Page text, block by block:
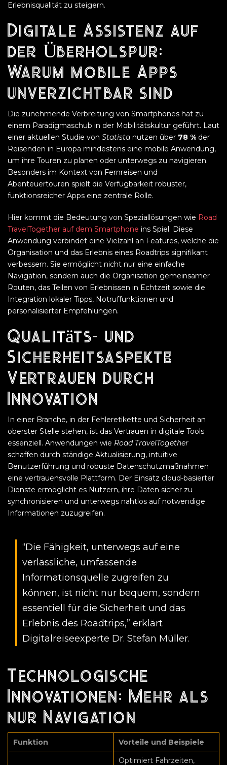
Erlebnisqualität zu steigern.
Digitale Assistenz auf
der Überholspur:
Warum mobile Apps
unverzichtbar sind
Die zunehmende Verbreitung von Smartphones hat zu
einem Paradigmaschub in der Mobilitätskultur geführt. Laut
einer aktuellen Studie von Statista nutzen über 78 % der
Reisenden in Europa mindestens eine mobile Anwendung,
um ihre Touren zu planen oder unterwegs zu navigieren.
Besonders im Kontext von Fernreisen und
Abenteuertouren spielt die Verfügbarkeit robuster,
funktionsreicher Apps eine zentrale Rolle.
Hier kommt die Bedeutung von Speziallösungen wie Road
TravelTogether auf dem Smartphone ins Spiel. Diese
Anwendung verbindet eine Vielzahl an Features, welche die
Organisation und das Erlebnis eines Roadtrips signifikant
verbessern. Sie ermöglicht nicht nur eine einfache
Navigation, sondern auch die Organisation gemeinsamer
Routen, das Teilen von Erlebnissen in Echtzeit sowie die
Integration lokaler Tipps, Notruffunktionen und
personalisierter Empfehlungen.
Qualitäts- und
Sicherheitsaspekte:
Vertrauen durch
Innovation
In einer Branche, in der Fehleretikette und Sicherheit an
oberster Stelle stehen, ist das Vertrauen in digitale Tools
essenziell. Anwendungen wie Road TravelTogether
schaffen durch ständige Aktualisierung, intuitive
Benutzerführung und robuste Datenschutzmaßnahmen
eine vertrauensvolle Plattform. Der Einsatz cloud-basierter
Dienste ermöglicht es Nutzern, ihre Daten sicher zu
synchronisieren und unterwegs nahtlos auf notwendige
Informationen zuzugreifen.
“Die Fähigkeit, unterwegs auf eine
verlässliche, umfassende
Informationsquelle zugreifen zu
können, ist nicht nur bequem, sondern
essentiell für die Sicherheit und das
Erlebnis des Roadtrips,” erklärt
Digitalreiseexperte Dr. Stefan Müller.
Technologische
Innovationen: Mehr als
nur Navigation
Funktion
Vorteile und Beispiele
Optimiert Fahrzeiten,